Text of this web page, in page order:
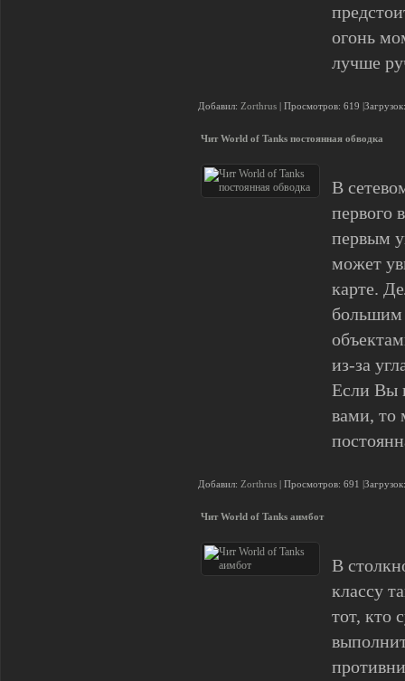
огонь
лучше
Добавил: Zorthrus | Просмотров: 619
Чит World of Tanks постоянная обводка
В
первого
первым
может
карте.
из-за
Если Вы
вами, то
Добавил: Zorthrus | Просмотров: 691
Чит World of Tanks аимбот
В
классу
тот, кто